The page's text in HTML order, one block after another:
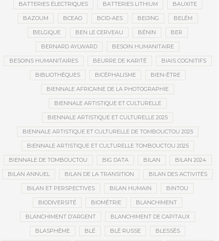
BATTERIES ÉLECTRIQUES BATTERIES LITHIUM BAUXITE
BAZOUM BCEAO BCID-AES BEIJING BELÉM
BELGIQUE BEN LE CERVEAU BÉNIN BER
BERNARD AYLWARD BESOIN HUMANITAIRE
BESOINS HUMANITAIRES BEURRE DE KARITÉ BIAIS COGNITIFS
BIBLIOTHÈQUES BICÉPHALISME BIEN-ÊTRE
BIENNALE AFRICAINE DE LA PHOTOGRAPHIE
BIENNALE ARTISTIQUE ET CULTURELLE
BIENNALE ARTISTIQUE ET CULTURELLE 2025
BIENNALE ARTISTIQUE ET CULTURELLE DE TOMBOUCTOU 2025
BIENNALE ARTISTIQUE ET CULTURELLE TOMBOUCTOU 2025
BIENNALE DE TOMBOUCTOU BIG DATA BILAN BILAN 2024
BILAN ANNUEL BILAN DE LA TRANSITION BILAN DES ACTIVITÉS
BILAN ET PERSPECTIVES BILAN HUMAIN BINTOU
BIODIVERSITÉ BIOMÉTRIE BLANCHIMENT
BLANCHIMENT D’ARGENT BLANCHIMENT DE CAPITAUX
BLASPHÈME BLÉ BLÉ RUSSE BLESSÉS